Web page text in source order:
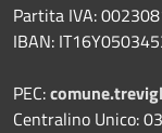
Partita IVA:
IBAN:
PEC:
Centralino Unico: